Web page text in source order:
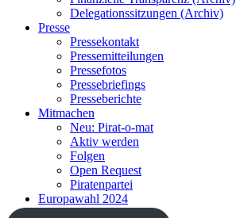
Delegationssitzungen (Archiv)
Presse
Pressekontakt
Pressemitteilungen
Pressefotos
Pressebriefings
Presseberichte
Mitmachen
Neu: Pirat-o-mat
Aktiv werden
Folgen
Open Request
Piratenpartei
Europawahl 2024